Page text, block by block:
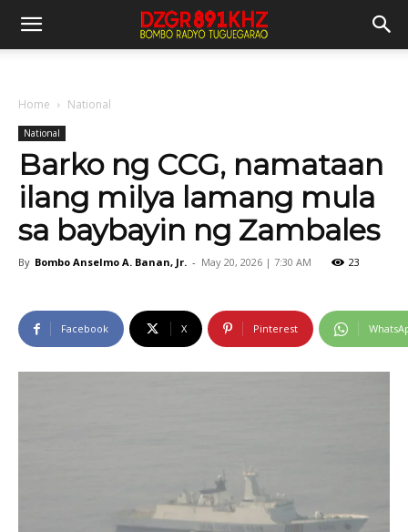
Home National
National
Barko ng CCG, namataan
ilang milya lamang mula
sa baybayin ng Zambales
By Bombo Anselmo A. Banan, Jr. - May 20, 2026 | 7:30 AM 23
Facebook X Pinterest